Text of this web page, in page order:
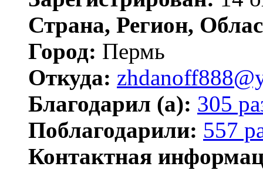
Страна, Регион,
Город: Пермь
Откуда:
Благодарил (а): 305
Поблагодарили: 557
Контактная